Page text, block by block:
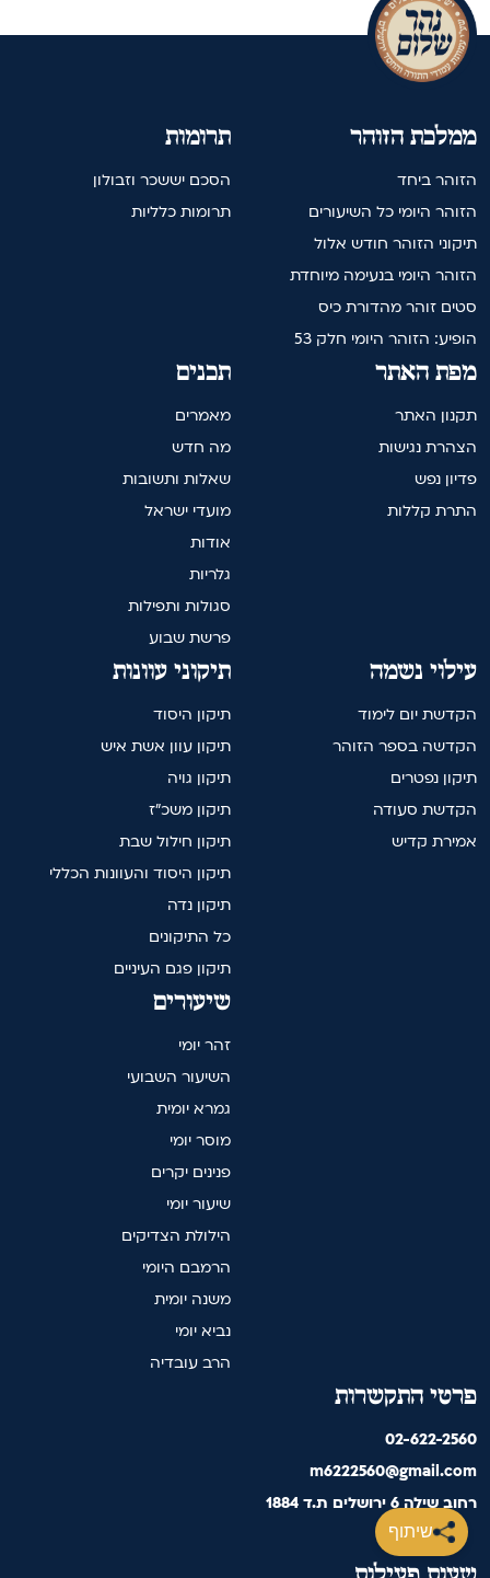
שיתוף
תרומות
הסכם יששכר וזבולון
תרומות כלליות
ממלכת הזוהר
הזוהר ביחד
הזוהר היומי כל השיעורים
תיקוני הזוהר חודש אלול
הזוהר היומי בנעימה מיוחדת
סטים זוהר מהדורת כיס
הופיע: הזוהר היומי חלק 53
תכנים
מאמרים
מה חדש
שאלות ותשובות
מועדי ישראל
אודות
גלריות
סגולות ותפילות
פרשת שבוע
מפת האתר
תקנון האתר
הצהרת נגישות
פדיון נפש
התרת קללות
תיקוני עוונות
תיקון היסוד
תיקון עוון אשת איש
תיקון גויה
תיקון משכ"ז
תיקון חילול שבת
תיקון היסוד והעוונות הכללי
תיקון נדה
כל התיקונים
תיקון פגם העיניים
עילוי נשמה
הקדשת יום לימוד
הקדשה בספר הזוהר
תיקון נפטרים
הקדשת סעודה
אמירת קדיש
שיעורים
זהר יומי
השיעור השבועי
גמרא יומית
מוסר יומי
פנינים יקרים
שיעור יומי
הילולת הצדיקים
הרמבם היומי
משנה יומית
נביא יומי
הרב עובדיה
פרטי התקשרות
02-622-2560
m6222560@gmail.com
רחוב שילה 6 ירושלים ת.ד 1884